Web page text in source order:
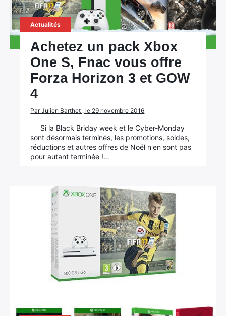
Actualités
Achetez un pack Xbox
One S, Fnac vous offre
Forza Horizon 3 et GOW
4
Par Julien Barthet , le 29 novembre 2016
Si la Black Briday week et le Cyber-Monday
sont désormais terminés, les promotions, soldes,
réductions et autres offres de Noël n'en sont pas
pour autant terminée !…